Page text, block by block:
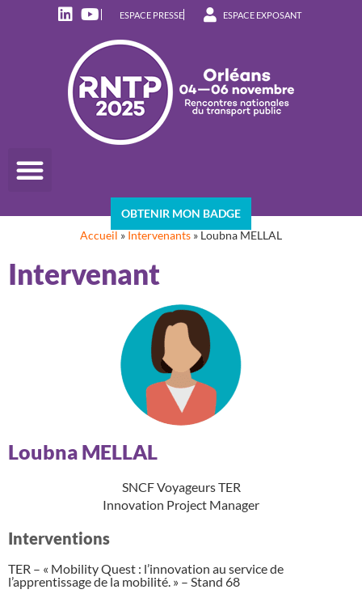
ESPACE PRESSE ESPACE EXPOSANT
OBTENIR MON BADGE
Accueil » Intervenants » Loubna MELLAL
Intervenant
Loubna MELLAL
SNCF Voyageurs TER
Innovation Project Manager
Interventions
TER – « Mobility Quest : l’innovation au service de
l’apprentissage de la mobilité. » – Stand 68